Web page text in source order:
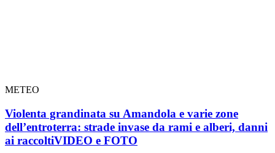
METEO
Violenta grandinata su Amandola e varie zone
dell’entroterra: strade invase da rami e alberi, danni
ai raccoltiVIDEO e FOTO